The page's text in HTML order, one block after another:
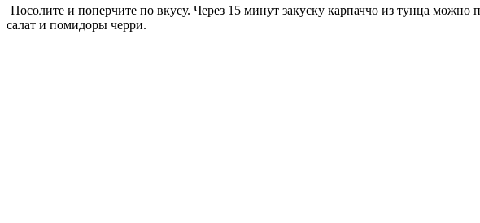
Посолите и поперчите по вкусу. Через 15 минут закуску карпаччо из тунца
салат и помидоры черри.